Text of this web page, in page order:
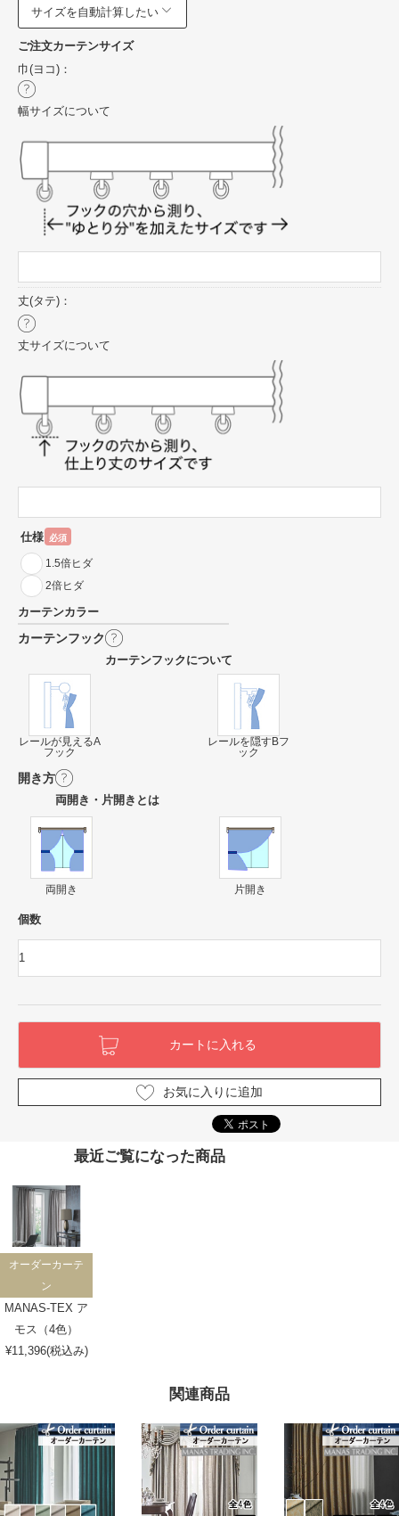
サイズを自動計算したい
ご注文カーテンサイズ
巾(ヨコ)：
幅サイズについて
丈(タテ)：
丈サイズについて
仕様 必須
1.5倍ヒダ
2倍ヒダ
カーテンカラー
カーテンフック
カーテンフックについて
レールが見えるA
フック
レールを隠すBフ
ック
開き方
両開き・片開きとは
両開き 片開き
個数
お気に入りに追加
関連商品
最近ご覧になった商品
オーダーカーテ
ン
MANAS-TEX ア
モス（4色）
¥11,396(税込み)